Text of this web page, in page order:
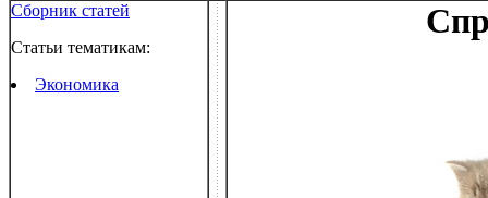
Сборник статей
Статьи тематикам:
Экономика